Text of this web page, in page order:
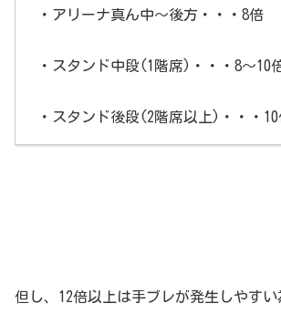
・アリーナ真ん中～後方・・・8倍
・スタンド中段(1階席)・・・8～10
・スタンド後段(2階席以上)・・・
但し、12倍以上は手ブレが発生しやす